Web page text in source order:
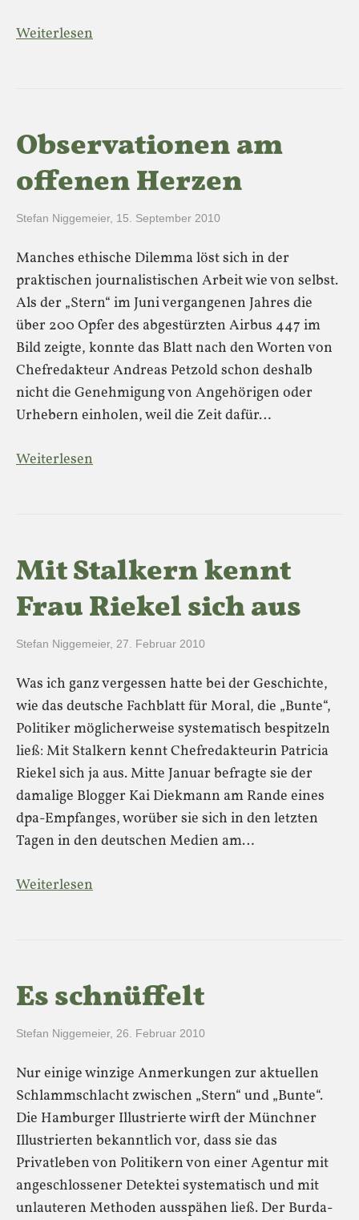
Weiterlesen
Observationen am
offenen Herzen
Stefan Niggemeier, 15. September 2010
Manches ethische Dilemma löst sich in der
praktischen journalistischen Arbeit wie von selbst.
Als der „Stern“ im Juni vergangenen Jahres die
über 200 Opfer des abgestürzten Airbus 447 im
Bild zeigte, konnte das Blatt nach den Worten von
Chefredakteur Andreas Petzold schon deshalb
nicht die Genehmigung von Angehörigen oder
Urhebern einholen, weil die Zeit dafür…
Weiterlesen
Mit Stalkern kennt
Frau Riekel sich aus
Stefan Niggemeier, 27. Februar 2010
Was ich ganz vergessen hatte bei der Geschichte,
wie das deutsche Fachblatt für Moral, die „Bunte“,
Politiker möglicherweise systematisch bespitzeln
ließ: Mit Stalkern kennt Chefredakteurin Patricia
Riekel sich ja aus. Mitte Januar befragte sie der
damalige Blogger Kai Diekmann am Rande eines
dpa-Empfanges, worüber sie sich in den letzten
Tagen in den deutschen Medien am…
Weiterlesen
Es schnüffelt
Stefan Niggemeier, 26. Februar 2010
Nur einige winzige Anmerkungen zur aktuellen
Schlammschlacht zwischen „Stern“ und „Bunte“.
Die Hamburger Illustrierte wirft der Münchner
Illustrierten bekanntlich vor, dass sie das
Privatleben von Politikern von einer Agentur mit
angeschlossener Detektei systematisch und mit
unlauteren Methoden ausspähen ließ. Der Burda-